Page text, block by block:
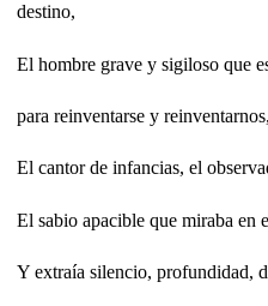
destino,
El hombre grave y sigiloso que
para reinventarse y reinventarnos,
El cantor de infancias, el
El sabio apacible que miraba en
Y extraía silencio, profundidad,